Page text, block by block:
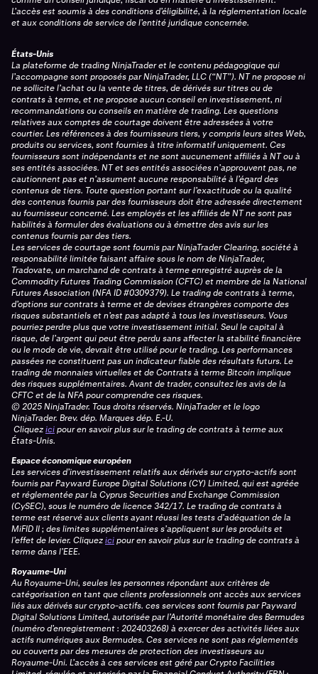
L’accès est soumis à des conditions d’éligibilité, à la réglementation locale
et aux conditions de service de l’entité juridique concernée.
États-Unis
La plateforme de trading NinjaTrader et le contenu pédagogique qui
l’accompagne sont proposés par NinjaTrader, LLC (“NT”). NT ne propose ni
ne sollicite l’achat ou la vente de titres, de dérivés sur titres ou de
contrats à terme, et ne propose aucun conseil en investissement, ni
recommandations ou conseils en matière de trading. Les questions
relatives aux comptes de courtage doivent être adressées à votre
courtier. Les références à des fournisseurs tiers, y compris leurs sites Web,
produits ou services, sont fournies à titre informatif uniquement. Ces
fournisseurs sont indépendants et ne sont aucunement affiliés à NT ou à
ses entités associées. NT et ses entités associées n’approuvent pas, ne
cautionnent pas et n’assument aucune responsabilité à l’égard des
contenus de tiers. Toute question portant sur l’exactitude ou la qualité
des contenus fournis par des fournisseurs doit être adressée directement
au fournisseur concerné. Les employés et les affiliés de NT ne sont pas
habilités à formuler des évaluations ou à émettre des avis sur les
contenus fournis par des tiers.
Les services de courtage sont fournis par NinjaTrader Clearing, société à
responsabilité limitée faisant affaire sous le nom de NinjaTrader,
Tradovate, un marchand de contrats à terme enregistré auprès de la
Commodity Futures Trading Commission (CFTC) et membre de la National
Futures Association (NFA ID #0309379). Le trading de contrats à terme,
d’options sur contrats à terme et de devises étrangères comporte des
risques substantiels et n’est pas adapté à tous les investisseurs. Vous
pourriez perdre plus que votre investissement initial. Seul le capital à
risque, de l’argent qui peut être perdu sans affecter la stabilité financière
ou le mode de vie, devrait être utilisé pour le trading. Les performances
passées ne constituent pas un indicateur fiable des résultats futurs. Le
trading de monnaies virtuelles et de Contrats à terme Bitcoin implique
des risques supplémentaires. Avant de trader, consultez les avis de la
CFTC et de la NFA pour comprendre ces risques.
© 2025 NinjaTrader. Tous droits réservés. NinjaTrader et le logo
NinjaTrader. Brev. dép. Marques dép. E.-U.
Cliquezicipour en savoir plus sur le trading de contrats à terme aux
États-Unis.
Espace économique européen
Les services d’investissement relatifs aux dérivés sur crypto-actifs sont
fournis par Payward Europe Digital Solutions (CY) Limited, qui est agréée
et réglementée par la Cyprus Securities and Exchange Commission
(CySEC), sous le numéro de licence 342/17. Le trading de contrats à
terme est réservé aux clients ayant réussi les tests d’adéquation de la
MiFID II ; des limites supplémentaires s’appliquent sur les produits et
l’effet de levier. Cliquezicipour en savoir plus sur le trading de contrats à
terme dans l’EEE.
Royaume-Uni
Au Royaume-Uni, seules les personnes répondant aux critères de
catégorisation en tant que clients professionnels ont accès aux services
liés aux dérivés sur crypto-actifs. ces services sont fournis par Payward
Digital Solutions Limited, autorisée par l’Autorité monétaire des Bermudes
(numéro d’enregistrement : 202403268) à exercer des activités liées aux
actifs numériques aux Bermudes. Ces services ne sont pas réglementés
ou couverts par des mesures de protection des investisseurs au
Royaume-Uni. L’accès à ces services est géré par Crypto Facilities